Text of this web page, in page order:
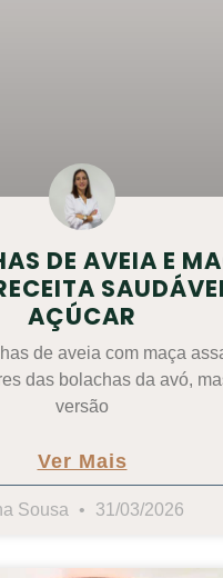
DE AVEIA E
AÇÚCAR
de aveia com maça
das bolachas da avó,
versão
Ver Mais
Sousa 31/03/2026